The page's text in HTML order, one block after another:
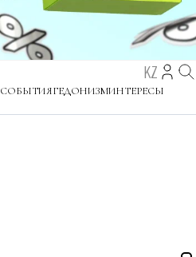
KZ
СОБЫТИЯГЕДОНИЗМИНТЕРЕСЫ